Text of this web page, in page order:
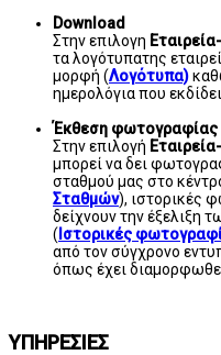
Download
Στην επιλογη
τα λογότυπατης
μορφή (Λογότυπα)
ημερολόγια που
Έκθεση φωτογραφίας
Στην επιλογή
μπορεί να δει
σταθμού μας στο
Σταθμών), ιστορικές
δείχνουν την έξελιξη
(Ιστορικές
από τον σύγχρονο
όπως έχει
ΥΠΗΡΕΣΙΕΣ